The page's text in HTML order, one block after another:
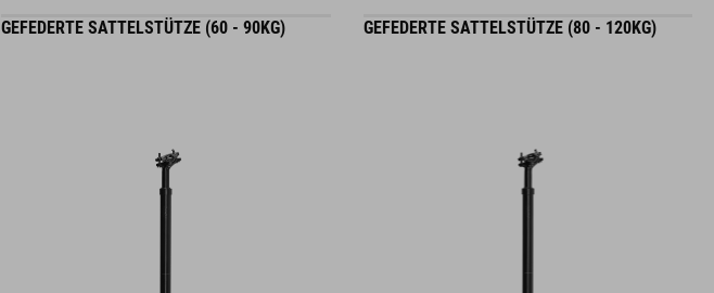
GEFEDERTE SATTELSTÜTZE (60 - 90KG) GEFEDERTE SATTELSTÜTZE (80 - 120KG)